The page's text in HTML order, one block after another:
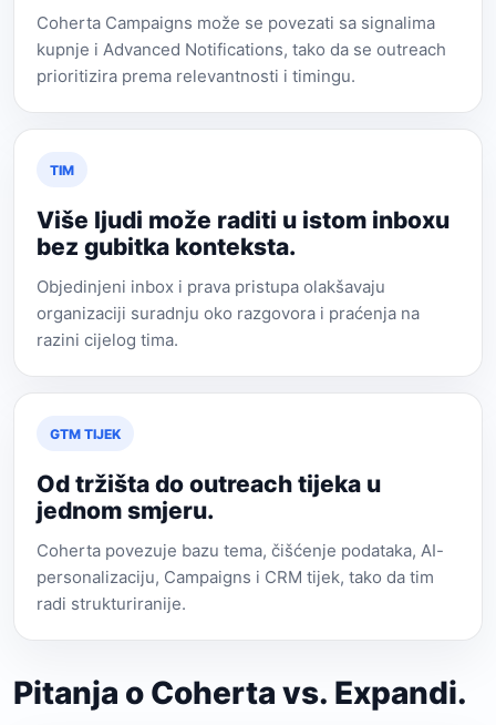
Coherta Campaigns može se povezati sa signalima
kupnje i Advanced Notifications, tako da se outreach
prioritizira prema relevantnosti i timingu.
TIM
Više ljudi može raditi u istom inboxu
bez gubitka konteksta.
Objedinjeni inbox i prava pristupa olakšavaju
organizaciji suradnju oko razgovora i praćenja na
razini cijelog tima.
GTM TIJEK
Od tržišta do outreach tijeka u
jednom smjeru.
Coherta povezuje bazu tema, čišćenje podataka, AI-
personalizaciju, Campaigns i CRM tijek, tako da tim
radi strukturiranije.
Pitanja o Coherta vs. Expandi.